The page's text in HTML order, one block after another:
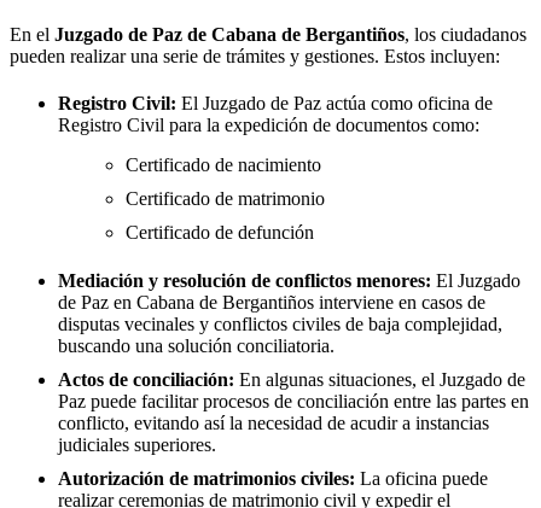
En el Juzgado de Paz de Cabana de Bergantiños, los ciudadanos
pueden realizar una serie de trámites y gestiones. Estos incluyen:
Registro Civil: El Juzgado de Paz actúa como oficina de
Registro Civil para la expedición de documentos como:
Certificado de nacimiento
Certificado de matrimonio
Certificado de defunción
Mediación y resolución de conflictos menores: El Juzgado
de Paz en Cabana de Bergantiños interviene en casos de
disputas vecinales y conflictos civiles de baja complejidad,
buscando una solución conciliatoria.
Actos de conciliación: En algunas situaciones, el Juzgado de
Paz puede facilitar procesos de conciliación entre las partes en
conflicto, evitando así la necesidad de acudir a instancias
judiciales superiores.
Autorización de matrimonios civiles: La oficina puede
realizar ceremonias de matrimonio civil y expedir el